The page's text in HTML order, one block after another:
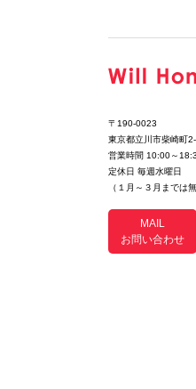
〒190-0023
東京都立川市柴崎町
営業時間 10:00～
定休日 毎週水曜日
（１月～３月までは
MAIL
お問い合わせ